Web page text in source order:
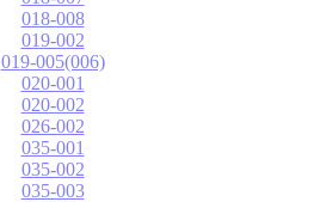
018-008
019-002
019-005(006)
020-001
020-002
026-002
035-001
035-002
035-003